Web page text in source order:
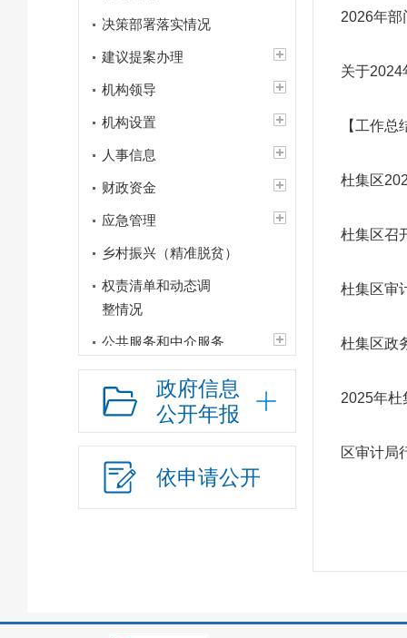
决策部署落实情况
建议提案办理
机构领导
机构设置
人事信息
财政资金
应急管理
乡村振兴（精准脱贫）
权责清单和动态调
整情况
公共服务和中介服务
行政权力运行
网上政务服务
上级政策解读
本级政策解读
政府信息
公开年报
依申请公开
2026年部
关于2024
【工作
杜集区
杜集区召
杜集区审
杜集区政
2025年杜
区审计局